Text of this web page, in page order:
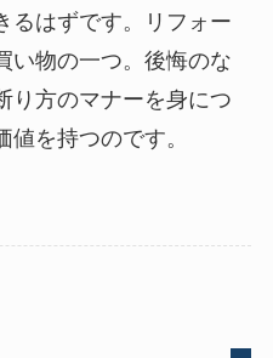
るはずです。リフォー
い物の一つ。後悔のな
り方のマナーを身につ
を持つのです。